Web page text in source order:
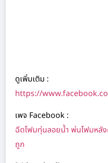
ดูเพิ่มเติม :
https://
เพจ Facebook :
ฉีดโฟมทุ่นลอยน้ำ พ่นโฟมหลั
ถูก